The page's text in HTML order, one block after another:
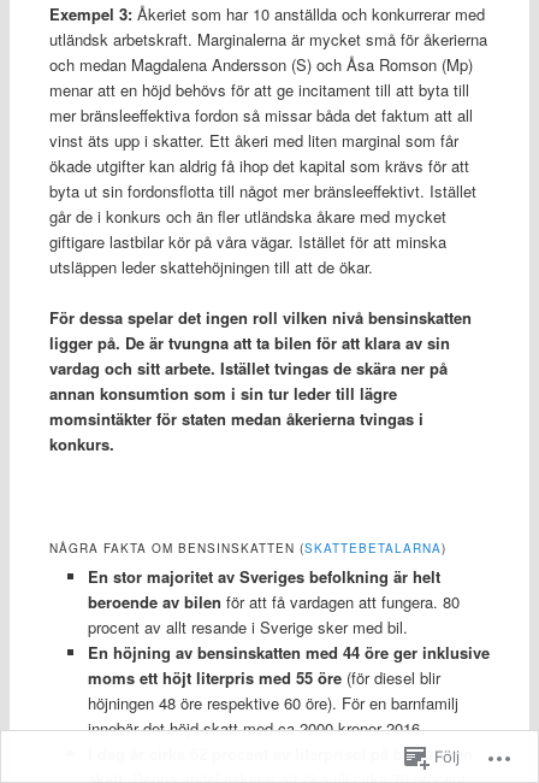
Exempel 3:Åkeriet som har 10 anställda och konkurrerar med
utländsk arbetskraft. Marginalerna är mycket små för åkerierna
och medan Magdalena Andersson (S) och Åsa Romson (Mp)
menar att en höjd behövs för att ge incitament till att byta till
mer bränsleeffektiva fordon så missar båda det faktum att all
vinst äts upp i skatter. Ett åkeri med liten marginal som får
ökade utgifter kan aldrig få ihop det kapital som krävs för att
byta ut sin fordonsflotta till något mer bränsleeffektivt. Istället
går de i konkurs och än fler utländska åkare med mycket
giftigare lastbilar kör på våra vägar. Istället för att minska
utsläppen leder skattehöjningen till att de ökar.
För dessa spelar det ingen roll vilken nivå bensinskatten
ligger på. De är tvungna att ta bilen för att klara av sin
vardag och sitt arbete. Istället tvingas de skära ner på
annan konsumtion som i sin tur leder till lägre
momsintäkter för staten medan åkerierna tvingas i
konkurs.
NÅGRA FAKTA OM BENSINSKATTEN (SKATTEBETALARNA)
En stor majoritet av Sveriges befolkning är helt
beroende av bilen för att få vardagen att fungera. 80
procent av allt resande i Sverige sker med bil.
En höjning av bensinskatten med 44 öre ger inklusive
moms ett höjt literpris med 55 öre (för diesel blir
höjningen 48 öre respektive 60 öre). För en barnfamilj
innebär det höjd skatt med ca 2000 kronor 2016.
I dag är cirka 62 procent av literpriset på bensin ren
Följ